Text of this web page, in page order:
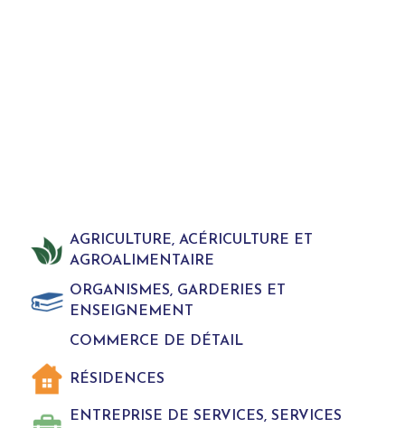
AGRICULTURE, ACÉRICULTURE ET
AGROALIMENTAIRE
ORGANISMES, GARDERIES ET
ENSEIGNEMENT
COMMERCE DE DÉTAIL
RÉSIDENCES
ENTREPRISE DE SERVICES, SERVICES